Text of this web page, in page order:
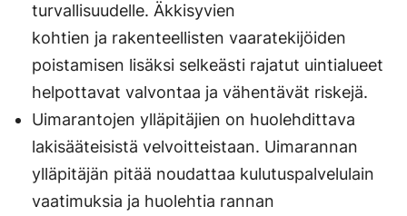
turvallisuudelle. Äkkisyvien
kohtien ja rakenteellisten vaaratekijöiden
poistamisen lisäksi selkeästi rajatut uintialueet
helpottavat valvontaa ja vähentävät riskejä.
Uimarantojen ylläpitäjien on huolehdittava
lakisääteisistä velvoitteistaan. Uimarannan
ylläpitäjän pitää noudattaa kulutuspalvelulain
vaatimuksia ja huolehtia rannan